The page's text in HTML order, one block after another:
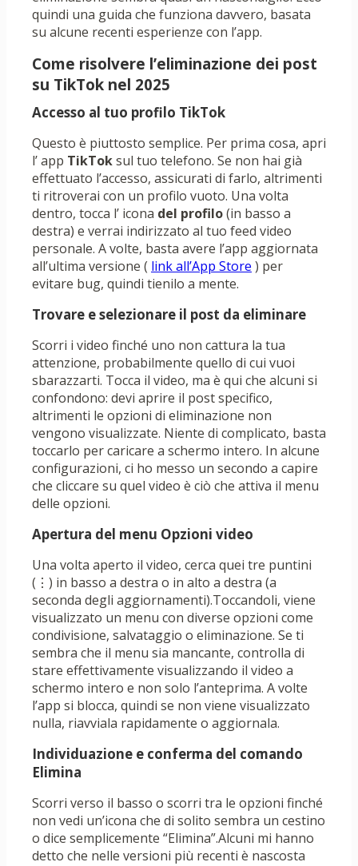
quindi una guida che funziona davvero, basata
su alcune recenti esperienze con l’app.
Come risolvere l’eliminazione dei post
su TikTok nel 2025
Accesso al tuo profilo TikTok
Questo è piuttosto semplice. Per prima cosa, apri
l’ app TikToksul tuo telefono. Se non hai già
effettuato l’accesso, assicurati di farlo, altrimenti
ti ritroverai con un profilo vuoto. Una volta
dentro, tocca l’ icona del profilo(in basso a
destra) e verrai indirizzato al tuo feed video
personale. A volte, basta avere l’app aggiornata
all’ultima versione ( link all’App Store ) per
evitare bug, quindi tienilo a mente.
Trovare e selezionare il post da eliminare
Scorri i video finché uno non cattura la tua
attenzione, probabilmente quello di cui vuoi
sbarazzarti. Tocca il video, ma è qui che alcuni si
confondono: devi aprire il post specifico,
altrimenti le opzioni di eliminazione non
vengono visualizzate. Niente di complicato, basta
toccarlo per caricare a schermo intero. In alcune
configurazioni, ci ho messo un secondo a capire
che cliccare su quel video è ciò che attiva il menu
delle opzioni.
Apertura del menu Opzioni video
Una volta aperto il video, cerca quei tre puntini
(⋮) in basso a destra o in alto a destra (a
seconda degli aggiornamenti).Toccandoli, viene
visualizzato un menu con diverse opzioni come
condivisione, salvataggio o eliminazione. Se ti
sembra che il menu sia mancante, controlla di
stare effettivamente visualizzando il video a
schermo intero e non solo l’anteprima. A volte
l’app si blocca, quindi se non viene visualizzato
nulla, riavviala rapidamente o aggiornala.
Individuazione e conferma del comando
Elimina
Scorri verso il basso o scorri tra le opzioni finché
non vedi un’icona che di solito sembra un cestino
o dice semplicemente “Elimina”.Alcuni mi hanno
detto che nelle versioni più recenti è nascosta